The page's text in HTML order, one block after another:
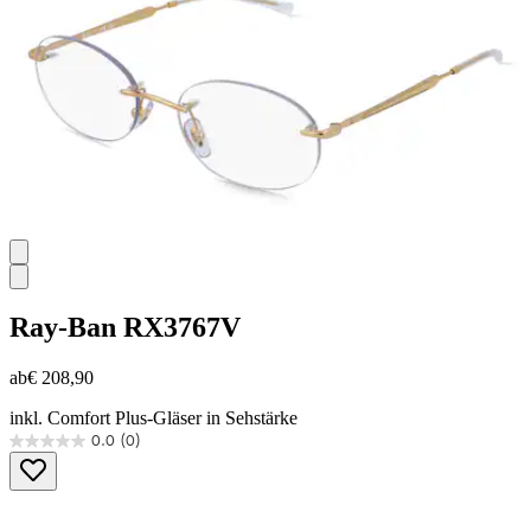
Ray-Ban RX3767V
ab€ 208,90
inkl. Comfort Plus-Gläser in Sehstärke
0.0 (0)
0.0
von
5